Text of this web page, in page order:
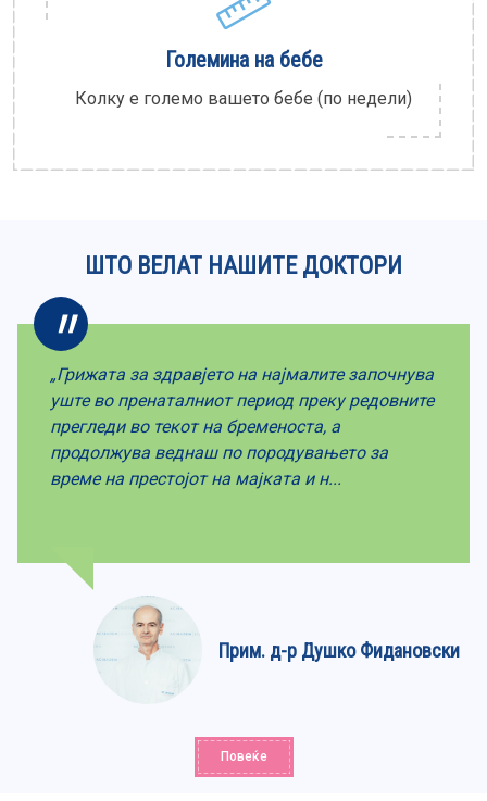
Големина на бебе
Колку е големо вашето бебе (по недели)
ШТО ВЕЛАТ НАШИТЕ ДОКТОРИ
„Грижата за здравјето на најмалите започнува
уште во пренаталниот период преку редовните
прегледи во текот на бременоста, а
продолжува веднаш по породувањето за
време на престојот на мајката и н...
Прим. д-р Душко Фидановски
Повеќе